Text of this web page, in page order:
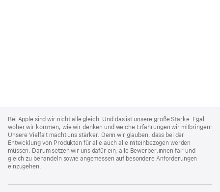
Footer
Bei Apple sind wir nicht alle gleich. Und das ist unsere große Stärke. Egal
woher wir kommen, wie wir denken und welche Erfahrungen wir mitbringen:
Unsere Vielfalt macht uns stärker. Denn wir glauben, dass bei der
Entwicklung von Produkten für alle auch alle miteinbezogen werden
müssen. Darum setzen wir uns dafür ein, alle Bewerber:innen fair und
gleich zu behandeln sowie angemessen auf besondere Anforderungen
einzugehen.